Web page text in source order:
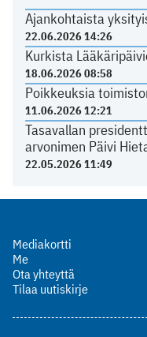
Ajankohtaista
22.06.2026 14:26
Kurkista
18.06.2026 08:58
Poikkeuksia
11.06.2026 12:21
Tasavallan
arvonimen Päivi
22.05.2026 11:49
Mediakortti
Me
Ota yhteyttä
Tilaa uutiskirje